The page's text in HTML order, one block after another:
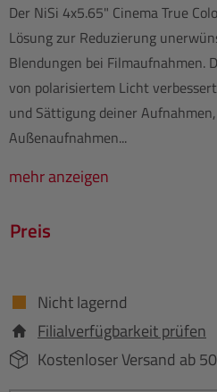
Der NiSi 4x5.65" Cinema True
Lösung zur Reduzierung
Blendungen bei Filmaufnahmen.
von polarisiertem Licht
und Sättigung deiner
Außenaufnahmen...
mehr anzeigen
Preis
Nicht lagernd
Filialverfügbarkeit prüfen
Kostenloser Versand ab